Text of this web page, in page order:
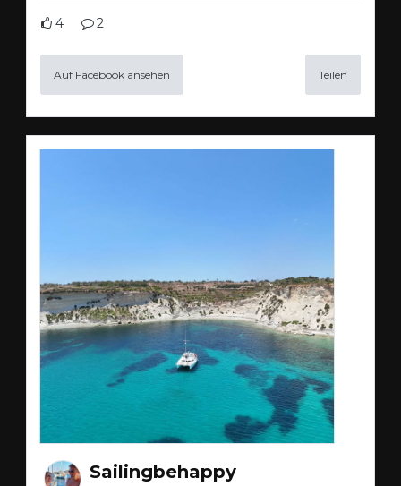
4 2
Auf Facebook ansehen Teilen
Sailingbehappy